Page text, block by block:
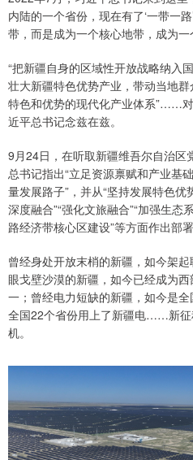
内陆的一个省份，现在有了‘一带一
带，而是成为一个核心地带，成为一
“把新疆自身的区域性开放战略纳入
壮大新疆特色优势产业，带动当地
特色和优势的现代化产业体系”……
近平总书记念兹在兹。
9月24日，在听取新疆维吾尔自治区
总书记指出“立足资源禀赋和产业基
量发展路子”，并从“坚持发展特色优
深度融合”“强化文旅融合”“加强生态
路经济带核心区建设”等方面作出部署
曾经身处开放末梢的新疆，如今架
眼戈壁沙漠的新疆，如今已经成为
一；曾经电力短缺的新疆，如今是
全国22个省份用上了新疆电……新征
机。